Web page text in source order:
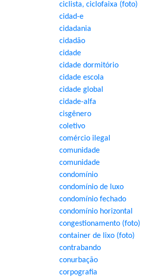
ciclista, ciclofaixa (foto)
cidad-e
cidadania
cidadão
cidade
cidade dormitório
cidade escola
cidade global
cidade-alfa
cisgênero
coletivo
comércio ilegal
comunidade
comunidade
condomínio
condomínio de luxo
condomínio fechado
condomínio horizontal
congestionamento (foto)
container de lixo (foto)
contrabando
conurbação
corpografia